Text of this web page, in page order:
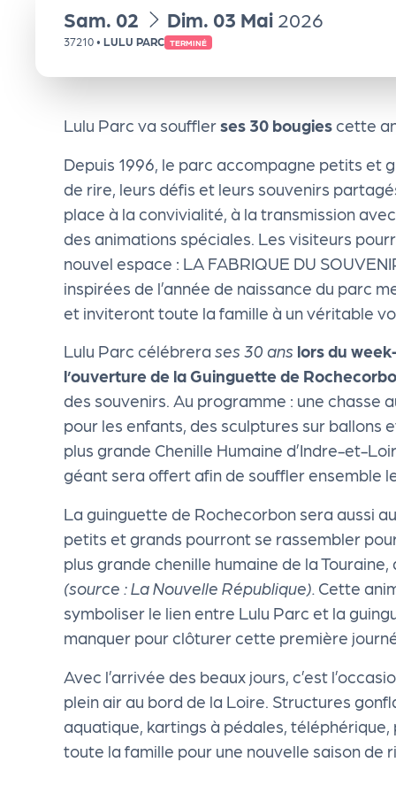
du
Sam. 02 au
Dim. 03 Mai 2026
37210 • LULU PARC TERMINÉ
Lulu Parc va souffler ses 30 bougiescette
Depuis 1996, le parc accompagne petits et
de rire, leurs défis et leurs souvenirs
place à la convivialité, à la transmission avec
des animations spéciales. Les visiteurs
nouvel espace : LA FABRIQUE DU
inspirées de l’année de naissance du parc
et inviteront toute la famille à un véritable
Lulu Parc célébrera ses 30 ans lors du
l’ouverture de la Guinguette de
des souvenirs. Au programme : une chasse
pour les enfants, des sculptures sur ballons
plus grande Chenille Humaine d’Indre-et-
géant sera offert afin de souffler ensemble
La guinguette de Rochecorbon sera aussi
petits et grands pourront se rassembler
plus grande chenille humaine de la
(source : La Nouvelle République). Cette
symboliser le lien entre Lulu Parc et la
manquer pour clôturer cette première
Avec l’arrivée des beaux jours, c’est
plein air au bord de la Loire. Structures
aquatique, kartings à pédales,
toute la famille pour une nouvelle saison de
e
n
d
a
Le
s
sé
le
cti
on
s
P
R
O
G!